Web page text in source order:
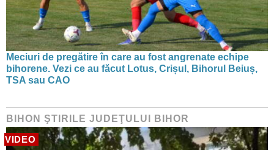
Meciuri de pregătire în care au fost angrenate echipe
bihorene. Vezi ce au făcut Lotus, Crișul, Bihorul Beiuș,
TSA sau CAO
BIHON ŞTIRILE JUDEŢULUI BIHOR
VIDEO